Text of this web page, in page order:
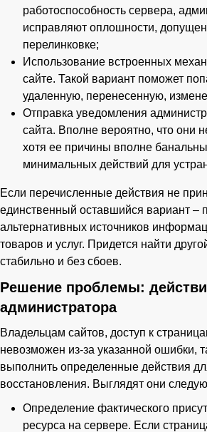
работоспособность сервера,
исправляют оплошности,
перелинковке;
Использование встроенных
сайте. Такой вариант поможет
удаленную, перенесенную,
Отправка уведомления
сайта. Вполне вероятно, что они
хотя ее причины вполне
минимальных действий для
Если перечисленные действия не
единственный оставшийся вариант –
альтернативных источников
товаров и услуг. Придется найти
стабильно и без сбоев.
Решение проблемы:
администратора
Владельцам сайтов, доступ к
невозможен из-за указанной ошибки,
выполнить определенные действия
восстановления. Выглядят они
Определение фактического
ресурса на сервере. Если